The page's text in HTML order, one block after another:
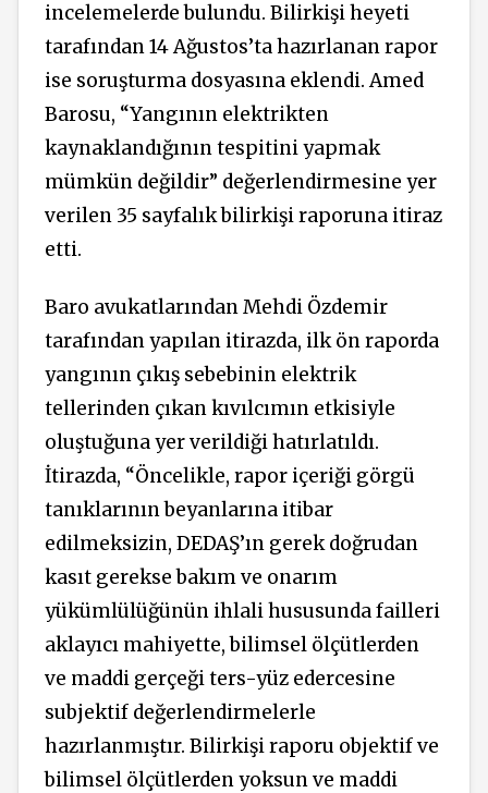
incelemelerde bulundu. Bilirkişi heyeti
tarafından 14 Ağustos’ta hazırlanan rapor
ise soruşturma dosyasına eklendi. Amed
Barosu, “Yangının elektrikten
kaynaklandığının tespitini yapmak
mümkün değildir” değerlendirmesine yer
verilen 35 sayfalık bilirkişi raporuna itiraz
etti.
Baro avukatlarından Mehdi Özdemir
tarafından yapılan itirazda, ilk ön raporda
yangının çıkış sebebinin elektrik
tellerinden çıkan kıvılcımın etkisiyle
oluştuğuna yer verildiği hatırlatıldı.
İtirazda, “Öncelikle, rapor içeriği görgü
tanıklarının beyanlarına itibar
edilmeksizin, DEDAŞ’ın gerek doğrudan
kasıt gerekse bakım ve onarım
yükümlülüğünün ihlali hususunda failleri
aklayıcı mahiyette, bilimsel ölçütlerden
ve maddi gerçeği ters-yüz edercesine
subjektif değerlendirmelerle
hazırlanmıştır. Bilirkişi raporu objektif ve
bilimsel ölçütlerden yoksun ve maddi